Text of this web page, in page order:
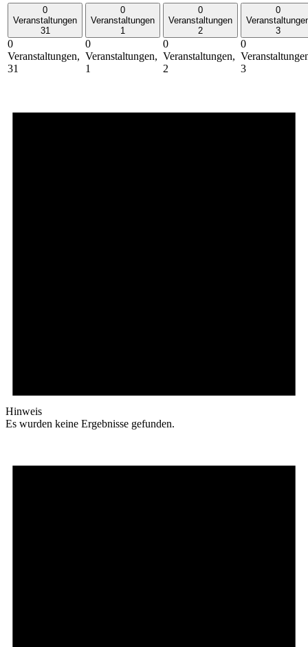
0
Veranstaltungen
31
0
Veranstaltungen,
31
0
Veranstaltungen
1
0
Veranstaltungen,
1
0
Veranstaltungen
2
0
Veranstaltungen,
2
0
3
0
3
Hinweis
Es wurden keine Ergebnisse gefunden.